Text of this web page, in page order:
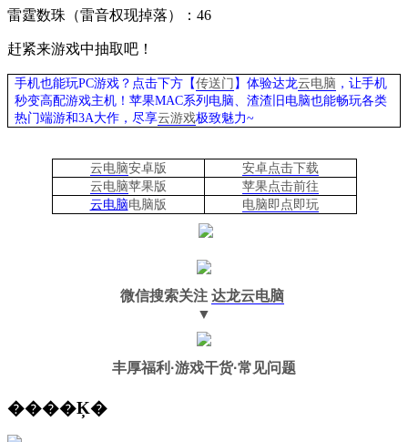
雷霆数珠（雷音权现掉落）： 46
赶紧来游戏中抽取吧！
手机也能玩PC游戏？点击下方【传送门 】体验达龙云电脑 ，让手机
秒变高配游戏主机 ！苹果MAC系列电脑、渣渣旧电脑也能畅玩各类
热门端游和3A大作， 尽享云游戏极致魅力~
云电脑安卓版
安卓点击下载
云电脑苹果版
苹果点击前往
云电脑电脑 版 电脑即点即玩
微信搜索关注 达龙云电脑
▼
丰厚福利 ·游戏干货·常见问题
����Ķ�